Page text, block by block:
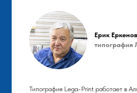
Ерик Еркенов
типография
Типография Lega-Print работает в